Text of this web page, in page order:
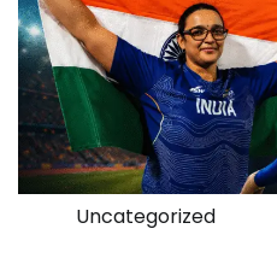
Uncategorized